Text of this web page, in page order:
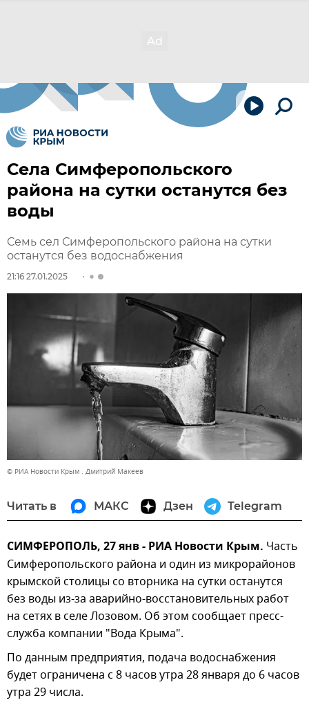
Села Симферопольского
района на сутки останутся без
воды
Семь сел Симферопольского района на сутки
останутся без водоснабжения
21:16 27.01.2025
© РИА Новости Крым . Дмитрий Макеев
Читать в МАКС Дзен Telegram
СИМФЕРОПОЛЬ, 27 янв - РИА Новости Крым. Часть
Симферопольского района и один из микрорайонов
крымской столицы со вторника на сутки останутся
без воды из-за аварийно-восстановительных работ
на сетях в селе Лозовом. Об этом сообщает пресс-
служба компании "Вода Крыма".
По данным предприятия, подача водоснабжения
будет ограничена с 8 часов утра 28 января до 6 часов
утра 29 числа.